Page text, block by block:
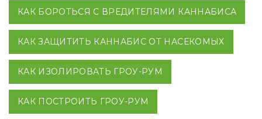
КАК БОРОТЬСЯ С ВРЕДИТЕЛЯМИ КАННАБИСА
КАК ЗАЩИТИТЬ КАННАБИС ОТ НАСЕКОМЫХ
КАК ИЗОЛИРОВАТЬ ГРОУ-РУМ
КАК ПОСТРОИТЬ ГРОУ-РУМ